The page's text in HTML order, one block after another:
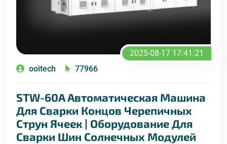
2025-08-17 17:41:21
ooitech
77966
STW-60A Автоматическая Машина
Для Сварки Концов Черепичных
Струн Ячеек | Оборудование Для
Сварки Шин Солнечных Модулей